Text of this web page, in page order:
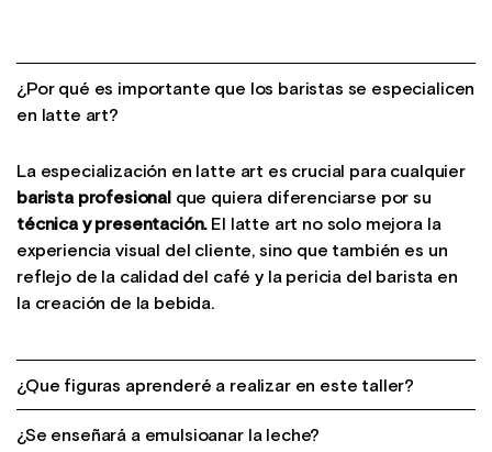
¿Por qué es importante que los baristas se especialicen
en latte art?
La especialización en latte art es crucial para cualquier
barista profesionalque quiera diferenciarse por su
técnica y presentación.El latte art no solo mejora la
experiencia visual del cliente, sino que también es un
reflejo de la calidad del café y la pericia del barista en
la creación de la bebida.
¿Que figuras aprenderé a realizar en este taller?
A parte de una correcta emuslión te enseñaremos a
¿Se enseñará a emulsioanar la leche?